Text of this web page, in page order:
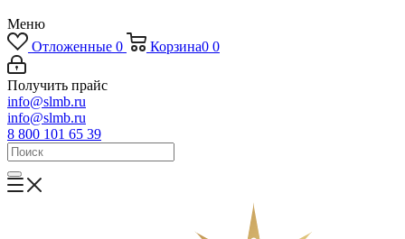
Меню
Отложенные 0 Корзина0 0
Получить прайс
info@slmb.ru
info@slmb.ru
8 800 101 65 39